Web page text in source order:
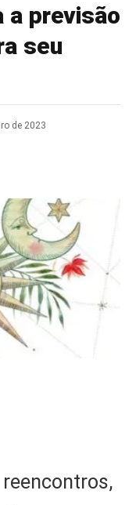
a previsão
seu
de 2023